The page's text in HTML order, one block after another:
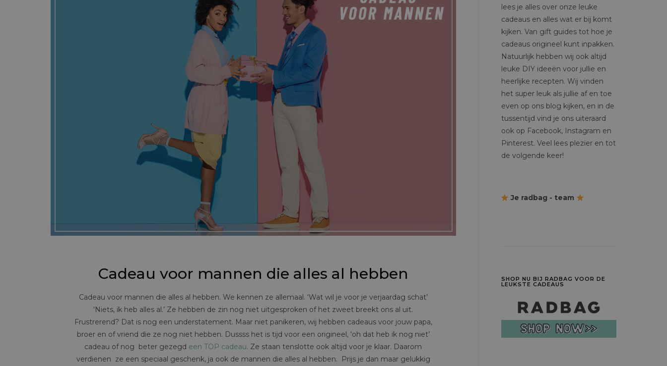
Cadeau voor mannen die alles al hebben
Cadeau voor mannen die alles al hebben. We kennen ze allemaal. ‘Wat wil je voor je verjaardag schat’
‘Niets, ik heb alles al.’ Ze hebben de zin nog niet uitgesproken of het zweet breekt ons al uit.
Frustrerend? Dat is nog een understatement. Maar niet panikeren, wij hebben cadeaus voor jouw papa,
broer en of vriend die ze nog niet hebben. Dussss het is tijd voor een origineel, ‘oh dat heb ik nog niet’
cadeau of nog beter gezegd een TOP cadeau. Ze staan tenslotte ook altijd voor je klaar. Daarom
verdienen ze een speciaal geschenk, ja ook de mannen die alles al hebben. Prijs je dan maar gelukkig
lees je alles over onze leuke
cadeaus en alles wat er bij komt
kijken. Van gift guides tot hoe je
cadeaus origineel kunt inpakken.
Natuurlijk hebben wij ook altijd
leuke DIY ideeën voor jullie en
heerlijke recepten. Wij vinden
het super leuk als jullie af en toe
even op ons blog kijken, en in de
tussentijd vind je ons uiteraard
ook op Facebook, Instagram en
Pinterest. Veel lees plezier en tot
de volgende keer!
Je radbag - team
SHOP NU BIJ RADBAG VOOR DE
LEUKSTE CADEAUS